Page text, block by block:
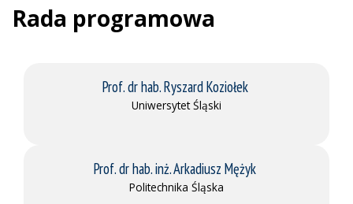
Rada programowa
Prof. dr hab. Ryszard Koziołek
Uniwersytet Śląski
Prof. dr hab. inż. Arkadiusz Mężyk
Politechnika Śląska